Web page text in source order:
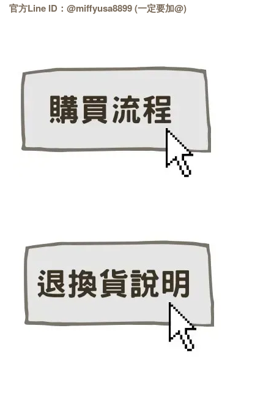
官方Line ID：@miffyusa8899 (一定要加@)